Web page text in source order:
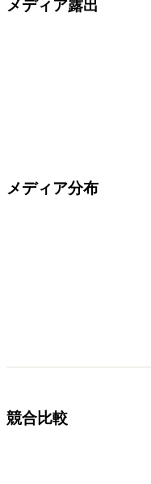
メディア露出
メディア分布
競合比較